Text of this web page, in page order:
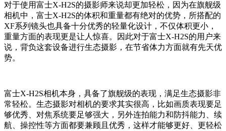
对于使用富士X-H2S的摄影师来说却更加轻松，因为在旗舰级
相机中，富士X-H2S的体积和重量都有绝对的优势，所搭配的
XF系列镜头也具备十分优秀的轻量化设计，不仅体积更小，
重量方面的表现更是让人惊喜。因此对于富士X-H2S的用户来
说，背负这套设备进行生态摄影，在节省体力方面就有先天优
势。
富士X-H2S相机本身，具备了旗舰级的表现，满足生态摄影非
常轻松。生态摄影对相机的要求其实很高，比如画质表现要足
够优秀、对焦系统要足够强大，另外连拍能力和防抖能力、续
航、操控性等方面都要兼顾且优秀，这样才能够更好、更轻松